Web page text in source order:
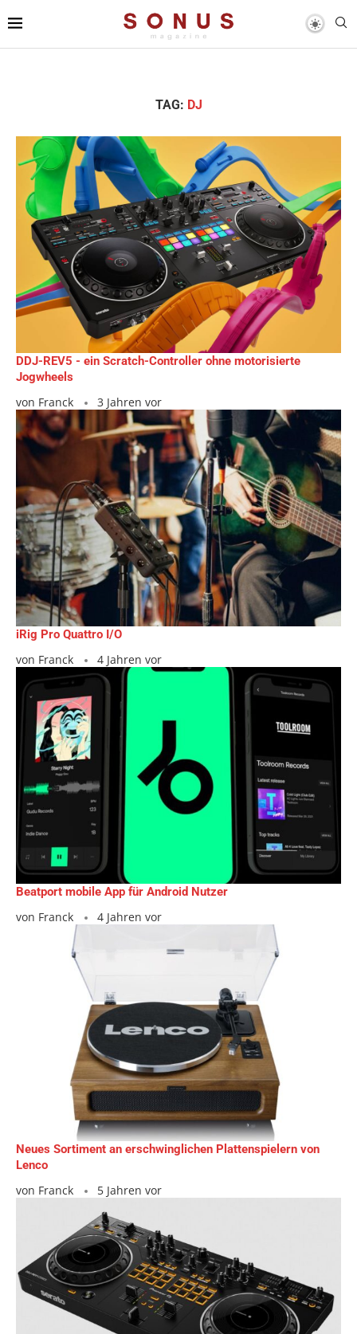
TAG: DJ
DDJ-REV5 - ein Scratch-Controller ohne motorisierte
Jogwheels
von Franck 3 Jahren vor
iRig Pro Quattro I/O
von Franck 4 Jahren vor
Beatport mobile App für Android Nutzer
von Franck 4 Jahren vor
Neues Sortiment an erschwinglichen Plattenspielern von
Lenco
von Franck 5 Jahren vor